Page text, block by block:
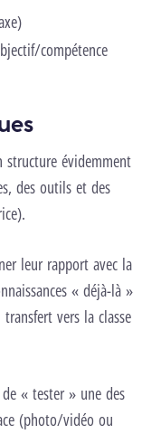
compétence
structure évidemment
des outils et des
leur rapport avec la
« déjà-là »
vers la classe
« tester » une des
(photo/vidéo ou